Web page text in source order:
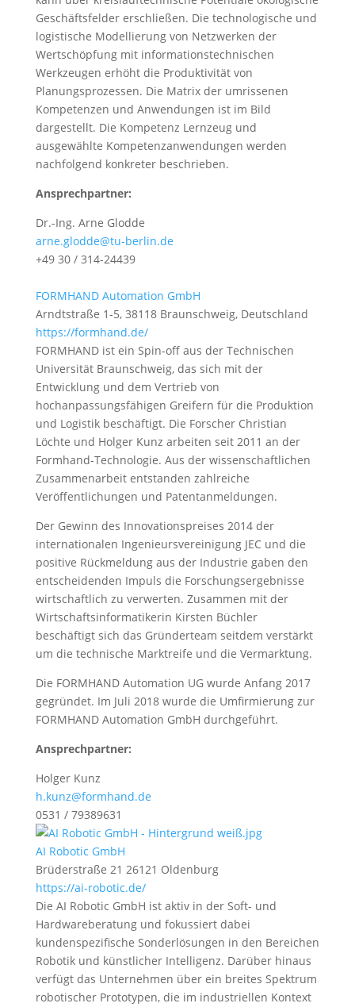
Geschäftsfelder erschließen. Die technologische und
logistische Modellierung von Netzwerken der
Wertschöpfung mit informationstechnischen
Werkzeugen erhöht die Produktivität von
Planungsprozessen. Die Matrix der umrissenen
Kompetenzen und Anwendungen ist im Bild
dargestellt. Die Kompetenz Lernzeug und
ausgewählte Kompetenzanwendungen werden
nachfolgend konkreter beschrieben.
Ansprechpartner:
Dr.-Ing. Arne Glodde
arne.glodde@tu-berlin.de
+49 30 / 314-24439
FORMHAND Automation GmbH
Arndtstraße 1-5, 38118 Braunschweig, Deutschland
https://formhand.de/
FORMHAND ist ein Spin-off aus der Technischen
Universität Braunschweig, das sich mit der
Entwicklung und dem Vertrieb von
hochanpassungsfähigen Greifern für die Produktion
und Logistik beschäftigt. Die Forscher Christian
Löchte und Holger Kunz arbeiten seit 2011 an der
Formhand-Technologie. Aus der wissenschaftlichen
Zusammenarbeit entstanden zahlreiche
Veröffentlichungen und Patentanmeldungen.
Der Gewinn des Innovationspreises 2014 der
internationalen Ingenieursvereinigung JEC und die
positive Rückmeldung aus der Industrie gaben den
entscheidenden Impuls die Forschungsergebnisse
wirtschaftlich zu verwerten. Zusammen mit der
Wirtschaftsinformatikerin Kirsten Büchler
beschäftigt sich das Gründerteam seitdem verstärkt
um die technische Marktreife und die Vermarktung.
Die FORMHAND Automation UG wurde Anfang 2017
gegründet. Im Juli 2018 wurde die Umfirmierung zur
FORMHAND Automation GmbH durchgeführt.
Ansprechpartner:
Holger Kunz
h.kunz@formhand.de
0531 / 79389631
AI Robotic GmbH
Brüderstraße 21 26121 Oldenburg
https://ai-robotic.de/
Die AI Robotic GmbH ist aktiv in der Soft- und
Hardwareberatung und fokussiert dabei
kundenspezifische Sonderlösungen in den Bereichen
Robotik und künstlicher Intelligenz. Darüber hinaus
verfügt das Unternehmen über ein breites Spektrum
robotischer Prototypen, die im industriellen Kontext